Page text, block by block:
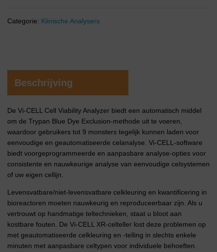
Categorie: Klinische Analysers
Beschrijving
De Vi-CELL Cell Viability Analyzer biedt een automatisch middel
om de Trypan Blue Dye Exclusion-methode uit te voeren,
waardoor gebruikers tot 9 monsters tegelijk kunnen laden voor
eenvoudige en geautomatiseerde celanalyse. Vi-CELL-software
biedt voorgeprogrammeerde en aanpasbare analyse-opties voor
consistente en nauwkeurige analyse van eenvoudige celsystemen
of uw eigen cellijn.
Levensvatbare/niet-levensvatbare celkleuring en kwantificering in
bioreactoren moeten nauwkeurig en reproduceerbaar zijn. Als u
vertrouwt op handmatige teltechnieken, staat u bloot aan
kostbare fouten. De Vi-CELL XR-celteller lost deze problemen op
met geautomatiseerde celkleuring en -telling in slechts enkele
minuten met aanpasbare celtypen voor individuele behoeften.